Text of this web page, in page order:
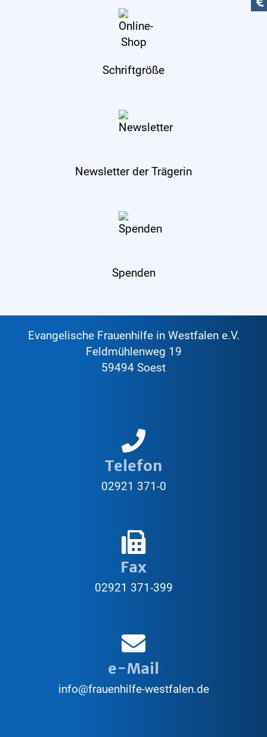
Schriftgröße
Newsletter der Trägerin
Spenden
Evangelische Frauenhilfe in Westfalen e.V.
Feldmühlenweg 19
59494 Soest
Telefon
02921 371-0
Fax
02921 371-399
e-Mail
info@frauenhilfe-westfalen.de